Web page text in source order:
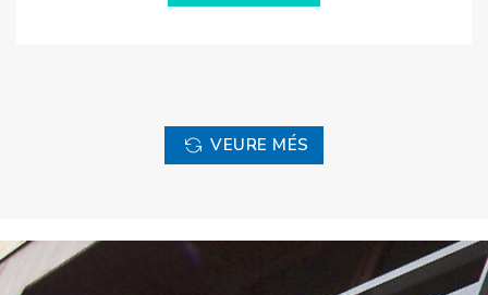
+ INFORMACIÓ
VEURE MÉS